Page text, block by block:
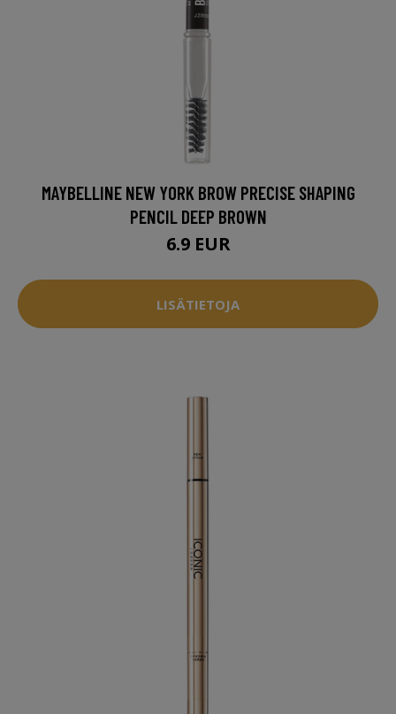
MAYBELLINE NEW YORK BROW PRECISE SHAPING
PENCIL DEEP BROWN
6.9 EUR
LISÄTIETOJA